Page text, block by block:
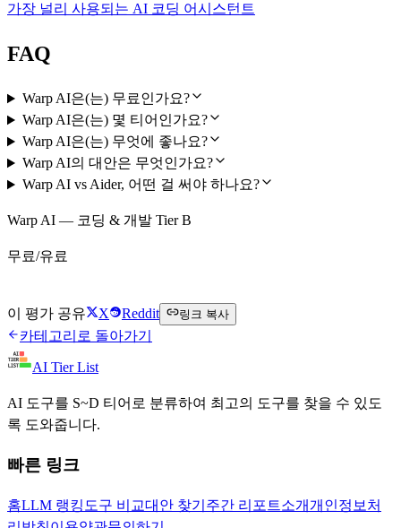
가장 널리 사용되는 AI 코딩 어시스턴트
FAQ
Warp AI은(는) 무료인가요?
Warp AI은(는) 몇 티어인가요?
Warp AI은(는) 무엇에 좋나요?
Warp AI의 대안은 무엇인가요?
Warp AI vs Aider, 어떤 걸 써야 하나요?
Warp AI — 코딩 & 개발 Tier B
무료/유료
이 평가 공유 X Reddit 링크 복사
카테고리로 돌아가기
AI Tier List
AI 도구를 S~D 티어로 분류하여 최고의 도구를 찾을 수 있도
록 도와줍니다.
빠른 링크
홈LLM 랭킹 도구 비교대안 찾기 주간 리포트소개개인정보처